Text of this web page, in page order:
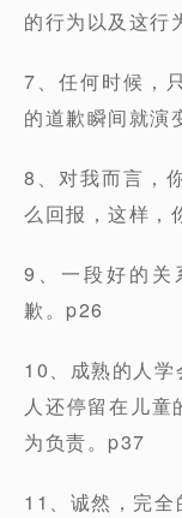
的行为以及这行
7、任何时候，
的道歉瞬间就演
8、对我而言，
么回报，这样，
9、一段好的关
歉。p26
10、成熟的人
人还停留在儿
为负责。p37
11、诚然，完